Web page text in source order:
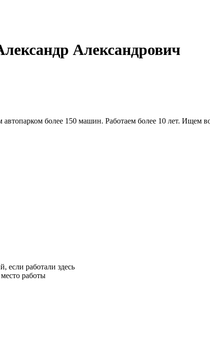
Александрович
более 150 машин. Работаем более 10 лет. Ищем
если работали здесь
работы